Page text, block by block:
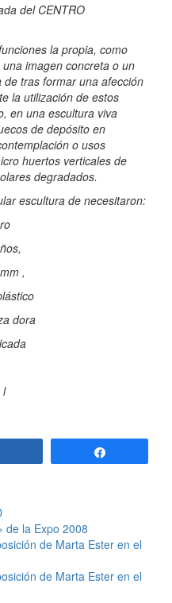
del CENTRO
la propia, como
imagen concreta o un
tras formar una afección
la utilización de estos
en una escultura viva
de depósito en
o usos
huertos verticales de
degradados.
escultura de necesitaron:
,
dora
l
de la Expo 2008
de Marta Ester en el
de Marta Ester en el